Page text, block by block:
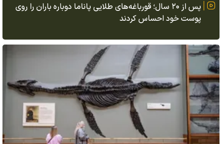
پس از ۲۰ سال؛ قورباغه‌های طلایی پاناما دوباره باران را روی
پوست خود احساس کردند